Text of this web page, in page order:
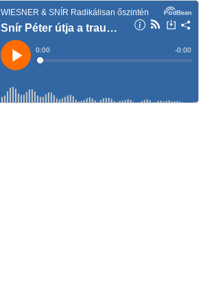
WIESNER & SNÍR Radikálisan őszintén
Snír Péter útja a traumától a hivatásig
Play
Current
Time
0:00
Loaded:
Time
-0:00